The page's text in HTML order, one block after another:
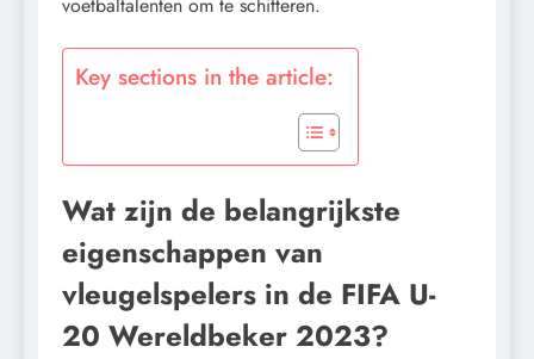
voetbaltalenten om te schitteren.
Key sections in the article:
Wat zijn de belangrijkste
eigenschappen van
vleugelspelers in de FIFA U-
20 Wereldbeker 2023?